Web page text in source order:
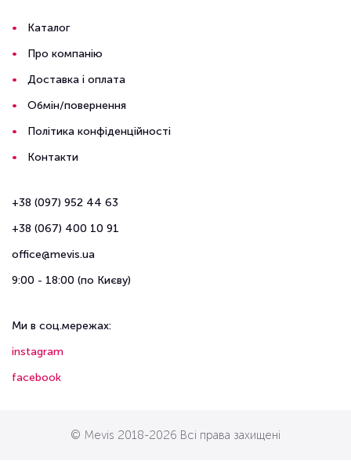
Каталог
Про компанію
Доставка і оплата
Обмін/повернення
Політика конфіденційності
Контакти
+38 (097) 952 44 63
+38 (067) 400 10 91
office@mevis.ua
9:00 - 18:00 (по Києву)
Ми в соц.мережах:
instagram
facebook
© Mevis 2018-2026 Всі права захищені